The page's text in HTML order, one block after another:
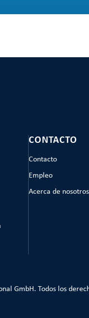
CONTACTO
Contacto
Empleo
Acerca de nosotros
GmbH. Todos los